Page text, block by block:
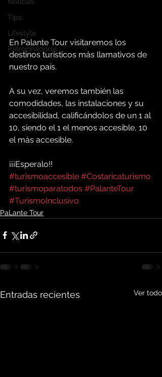
Tips
Lifestyle
Patrocinadores
En Palante Tour visitaremos los
destinos turísticos más llamativos de
nuestro país.
A su vez, veremos también las
comodidades, las instalaciones y su
accesibilidad, calificándolos de un 1 al
10, siendo el 1 el menos accesible, 10
el más accesible.
¡¡¡Esperalo!!
#turismoaccesible #Costaricaturismo
#turismoparatodos #PalanteTour
#TurismoInclusivo
PaLante Tour
Entradas recientes Ver todo